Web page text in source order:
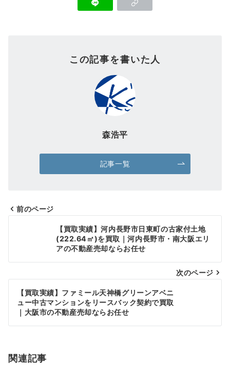
この記事を書いた人
森浩平
記事一覧
ビ
シ
ン
前のページ
【買取実績】河内長野市日東町の古家付土地
(222.64㎡)を買取｜河内長野市・南大阪エリ
アの不動産売却ならお任せ
次のページ
【買取実績】ファミール天神橋グリーンアベニ
ュー中古マンションをリースバック契約で買取
｜大阪市の不動産売却ならお任せ
関連記事